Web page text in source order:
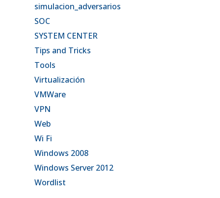
simulacion_adversarios
SOC
SYSTEM CENTER
Tips and Tricks
Tools
Virtualización
VMWare
VPN
Web
Wi Fi
Windows 2008
Windows Server 2012
Wordlist